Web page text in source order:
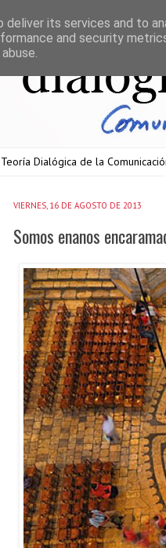
Teoría Dialógica de la
VIERNES, 16 DE AGOSTO DE 2013
Somos enanos
its services and to
and security